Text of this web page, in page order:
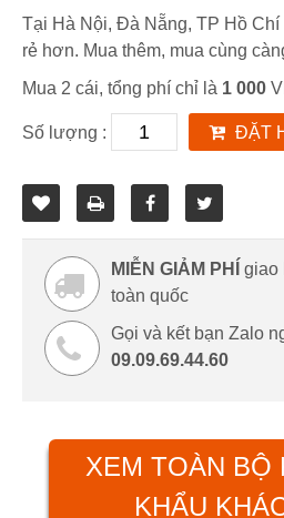
Tại Hà Nội, Đà Nẵng, TP Hồ
rẻ hơn. Mua thêm, mua cùng
Mua 2 cái, tổng phí chỉ là 1 000
Số lượng : ĐẶT
MIỄN GIẢM PHÍ
giao
toàn quốc
Gọi và kết bạn Zalo
09.09.69.44.60
XEM TOÀN BỘ
KHẨU